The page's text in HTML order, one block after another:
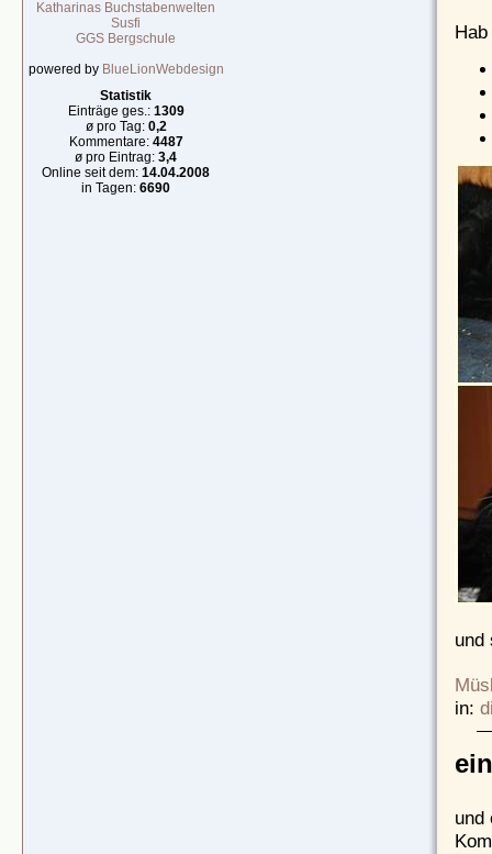
Katharinas Buchstabenwelten
Susfi
GGS Bergschule
powered by BlueLionWebdesign
Statistik
Einträge ges.: 1309
ø pro Tag: 0,2
Kommentare: 4487
ø pro Eintrag:3,4
Online seit dem:14.04.2008
in Tagen:6690
und
in:
und